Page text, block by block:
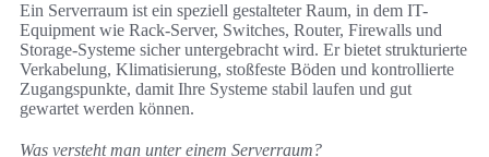
Ein Serverraum ist ein speziell gestalteter Raum, in dem IT-
Equipment wie Rack-Server, Switches, Router, Firewalls und
Storage-Systeme sicher untergebracht wird. Er bietet strukturierte
Verkabelung, Klimatisierung, stoßfeste Böden und kontrollierte
Zugangspunkte, damit Ihre Systeme stabil laufen und gut
gewartet werden können.
Was versteht man unter einem Serverraum?